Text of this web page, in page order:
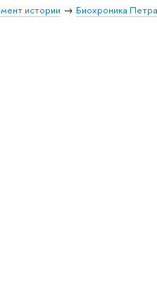
истории
Биохроника